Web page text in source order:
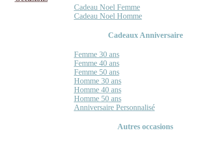
Cadeau Noel Femme
Cadeau Noel Homme
Cadeaux Anniversaire
Femme 30 ans
Femme 40 ans
Femme 50 ans
Homme 30 ans
Homme 40 ans
Homme 50 ans
Anniversaire Personnalisé
Autres occasions